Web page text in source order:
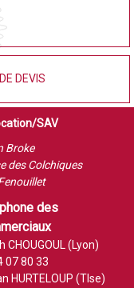
DEVIS
SAV
Broke
des Colchiques
des
CHOUGOUL (Lyon)
07 80 33
HURTELOUP (Tlse)